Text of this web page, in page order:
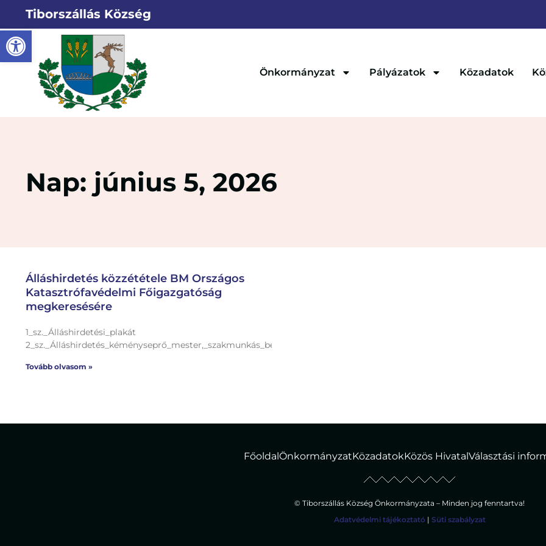
Eszköztár megnyitása
Tiborszállás Község
Önkormányzat Pályázatok Közadatok
Nap: június 5, 2026
Álláshirdetés közzététele BM Országos
Katasztrófavédelmi Főigazgatóság
megkeresésére
1_sz._Álláshirdetési_plakát
2_sz._Álláshirdetés_kéményseprő_mester,_szakmunkás_betanított_munkás
Tovább olvasom »
FőoldalÖnkormányzatKözadatokKözös HivatalVálasztási
© Tiborszállás Község Önkormányzata – Minden jog fenntartva!
Adatvédelmi tájékoztató | Süti szabályzat